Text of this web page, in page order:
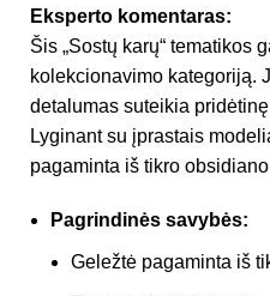
Eksperto komentaras:
Šis „Sostų karų“ tematikos
kolekcionavimo kategoriją.
detalumas suteikia
Lyginant su įprastais
pagaminta iš tikro
Pagrindinės savybės:
Geležtė pagaminta iš